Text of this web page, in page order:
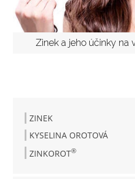
Zinek a jeho účinky na
ZINEK
KYSELINA OROTOVÁ
ZINKOROT®